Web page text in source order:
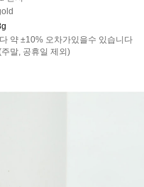
약 ±10% 오차가있을수 있습니다
말, 공휴일 제외)